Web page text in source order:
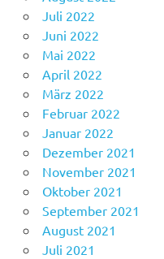
Juli 2022
Juni 2022
Mai 2022
April 2022
März 2022
Februar 2022
Januar 2022
Dezember 2021
November 2021
Oktober 2021
September 2021
August 2021
Juli 2021